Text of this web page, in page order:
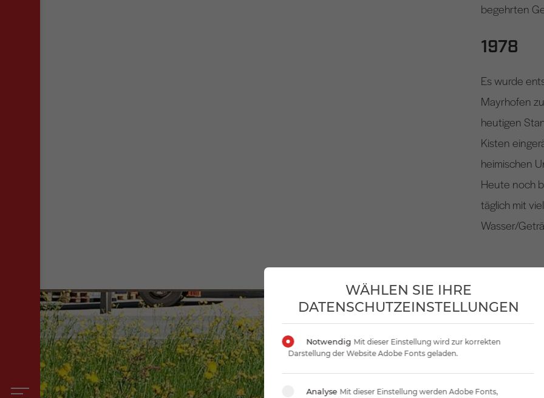
begehrten
1978
Es wurde
Mayrhofen
heutigen
Kisten
heimischen
Heute noch
täglich mit
Wasser/
WÄHLEN SIE IHRE
DATENSCHUTZEINSTELLUNGEN
Notwendig Mit dieser Einstellung wird zur korrekten
Darstellung der Website Adobe Fonts geladen.
Analyse Mit dieser Einstellung werden Adobe Fonts,